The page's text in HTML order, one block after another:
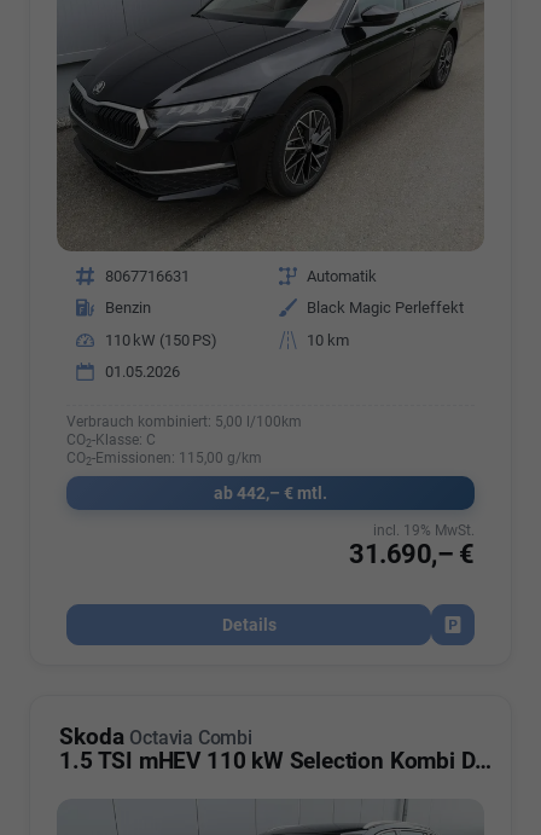
Fahrzeugnr. 8067716631 Getriebe Automatik
Kraftstoff
Benzin Außenfarbe
Black Magic Perleffekt
Leistung
110 kW (150 PS) Kilometerstand
10 km
01.05.2026
Verbrauch kombiniert: 5,00 l/100km
CO2-Klasse: C
CO2-Emissionen: 115,00 g/km
ab 442,– € mtl.
31.690,– €
incl. 19% MwSt.
Details
Fahrzeug
Skoda Octavia Combi
1.5 TSI mHEV 110 kW Selection Kombi DSG ABT AHK ACC Kamera Sunset